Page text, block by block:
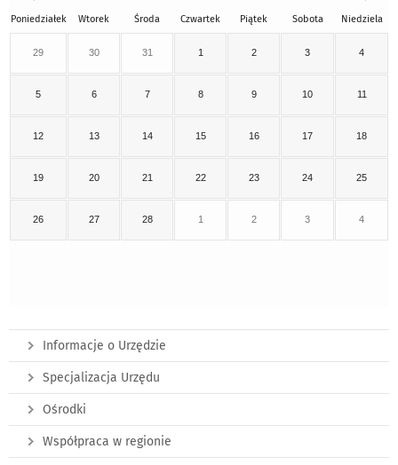
Poniedziałek Wtorek Środa Czwartek Piątek Sobota Niedziela
29 30 31 1 2 3 4
5 6 7 8 9 10 11
12 13 14 15 16 17 18
19 20 21 22 23 24 25
26 27 28 1 2 3 4
Informacje o Urzędzie
Specjalizacja Urzędu
Ośrodki
Współpraca w regionie